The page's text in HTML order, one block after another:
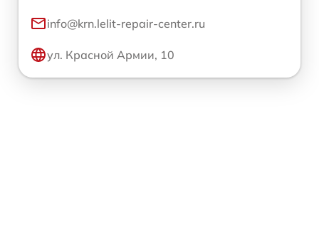
info@krn.lelit-repair-center.ru
ул. Красной Армии, 10